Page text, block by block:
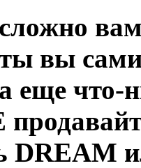
вы
еще что-
DREAM